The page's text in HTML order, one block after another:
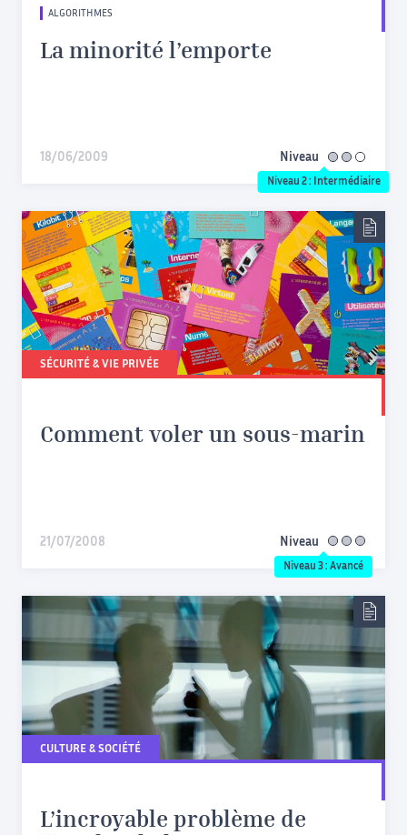
ALGORITHMES
La minorité l’emporte
18/06/2009 Niveau intermédiaire
Niveau 2 : Intermédiaire
SÉCURITÉ & VIE PRIVÉE
Comment voler un sous-marin
21/07/2008 Niveau avancé
Niveau 3 : Avancé
CULTURE & SOCIÉTÉ
L’incroyable problème de